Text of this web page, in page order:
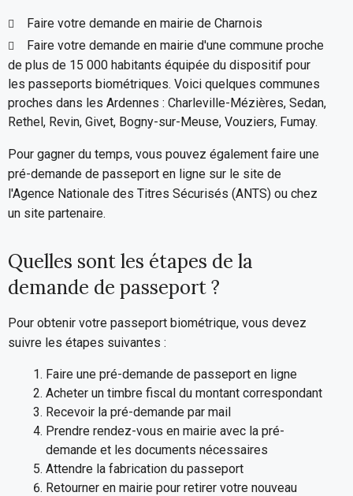
Faire votre demande en mairie de Charnois
Faire votre demande en mairie d'une commune proche
de plus de 15 000 habitants équipée du dispositif pour
les passeports biométriques. Voici quelques communes
proches dans les Ardennes : Charleville-Mézières, Sedan,
Rethel, Revin, Givet, Bogny-sur-Meuse, Vouziers, Fumay.
Pour gagner du temps, vous pouvez également faire une
pré-demande de passeport en ligne sur le site de
l'Agence Nationale des Titres Sécurisés (ANTS) ou chez
un site partenaire.
Quelles sont les étapes de la
demande de passeport ?
Pour obtenir votre passeport biométrique, vous devez
suivre les étapes suivantes :
Faire une pré-demande de passeport en ligne
Acheter un timbre fiscal du montant correspondant
Recevoir la pré-demande par mail
Prendre rendez-vous en mairie avec la pré-
demande et les documents nécessaires
Attendre la fabrication du passeport
Retourner en mairie pour retirer votre nouveau